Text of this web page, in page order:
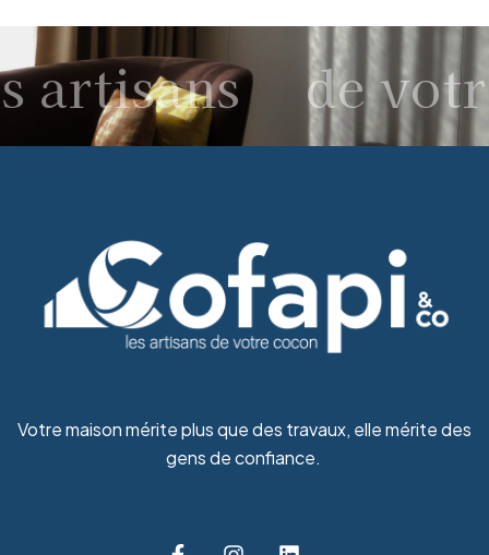
artisans de
Votre maison mérite plus que des travaux, elle mérite des
gens de confiance.